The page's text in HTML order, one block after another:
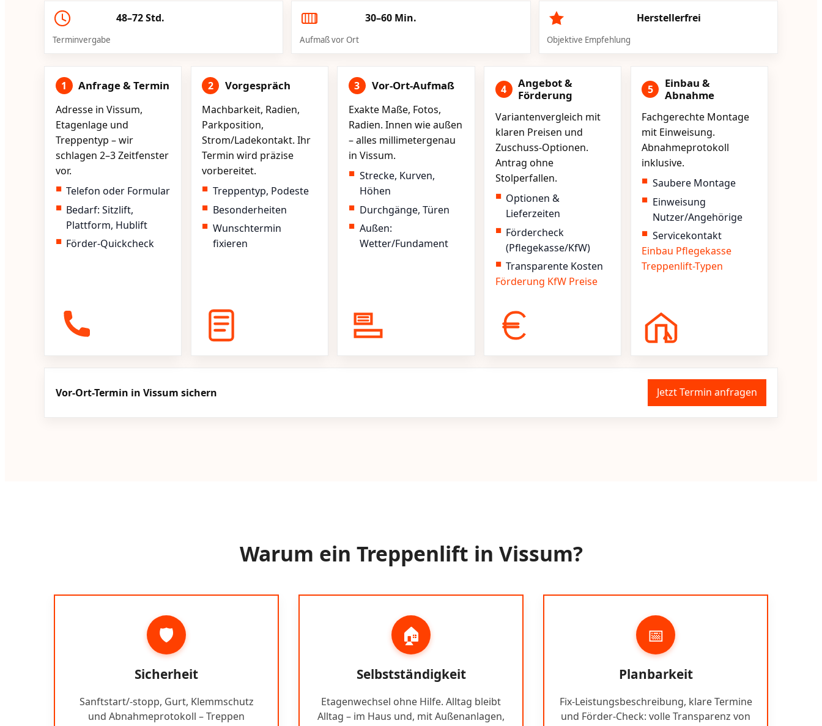
48–72 Std.
Terminvergabe
30–60 Min.
Aufmaß vor Ort
Herstellerfrei
Objektive Empfehlung
1 Anfrage & Termin
Adresse in Vissum,
Etagenlage und
Treppentyp – wir
schlagen 2–3 Zeitfenster
vor.
Telefon oder Formular
Bedarf: Sitzlift,
Plattform, Hublift
Förder-Quickcheck
2 Vorgespräch
Machbarkeit, Radien,
Parkposition,
Strom/Ladekontakt. Ihr
Termin wird präzise
vorbereitet.
Treppentyp, Podeste
Besonderheiten
Wunschtermin
fixieren
3 Vor-Ort-Aufmaß
Exakte Maße, Fotos,
Radien. Innen wie außen
– alles millimetergenau
in Vissum.
Strecke, Kurven,
Höhen
Durchgänge, Türen
Außen:
Wetter/Fundament
4
Angebot &
Förderung
Variantenvergleich mit
klaren Preisen und
Zuschuss-Optionen.
Antrag ohne
Stolperfallen.
Optionen &
Lieferzeiten
Fördercheck
(Pflegekasse/KfW)
Transparente Kosten
Förderung KfW Preise
5
Einbau &
Abnahme
Fachgerechte Montage
mit Einweisung.
Abnahmeprotokoll
inklusive.
Saubere Montage
Einweisung
Nutzer/Angehörige
Servicekontakt
Einbau Pflegekasse
Treppenlift-Typen
Vor-Ort-Termin in Vissum sichern Jetzt Termin anfragen
Warum ein Treppenlift in Vissum?
🛡️
Sicherheit
Sanftstart/-stopp, Gurt, Klemmschutz
und Abnahmeprotokoll – Treppen
🏠
Selbstständigkeit
Etagenwechsel ohne Hilfe. Alltag bleibt
Alltag – im Haus und, mit Außenanlagen,
📅
Planbarkeit
Fix-Leistungsbeschreibung, klare Termine
und Förder-Check: volle Transparenz von